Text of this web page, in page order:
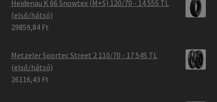
Heidenau K 66 Snowtex (M+S) 120/70 - 14 55S TL
(első/hátsó)
29859,84 Ft
Metzeler Sportec Street 2 110/70 - 17 54S TL
(első/hátsó)
26116,43 Ft